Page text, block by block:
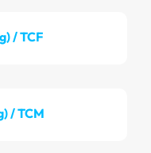
/ TCF
/ TCM